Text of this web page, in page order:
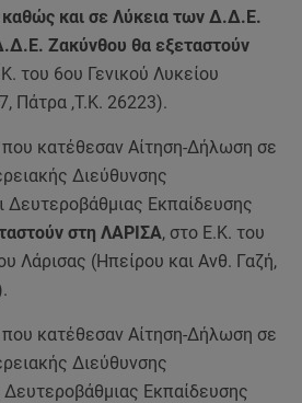
και σε Λύκεια των Δ.Δ.Ε.
Ζακύνθου θα εξεταστούν
του 6ου Γενικού Λυκείου
Πάτρα ,Τ.Κ. 26223).
που κατέθεσαν Αίτηση-Δήλωση σε
Διεύθυνσης
Δευτεροβάθμιας Εκπαίδευσης
στη ΛΑΡΙΣΑ, στο Ε.Κ. του
Λάρισας (Ηπείρου και Ανθ. Γαζή,
που κατέθεσαν Αίτηση-Δήλωση σε
Διεύθυνσης
Εκπαίδευσης